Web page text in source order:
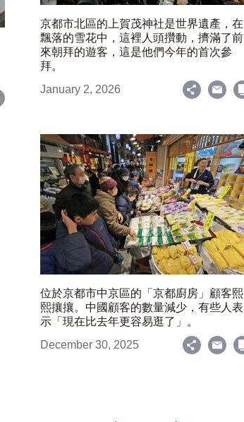
京都市北區的上賀茂神社是世界遺產，在
飄落的雪花中，這裡人頭攢動，擠滿了前
來朝拜的遊客，這是他們今年的首次參
拜。
January 2, 2026
位於京都市中京區的「京都廚房」顧客熙
熙攘攘。中國顧客的數量減少，有些人表
示「現在比去年更容易逛了」。
December 30, 2025